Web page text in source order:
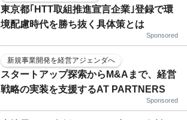
東京都｢HTT取組推進宣言企業｣登録で環
境配慮時代を勝ち抜く具体策とは
Sponsored
新規事業開発を経営アジェンダへ
スタートアップ探索からM&Aまで、経営
戦略の実装を支援するAT PARTNERS
Sponsored